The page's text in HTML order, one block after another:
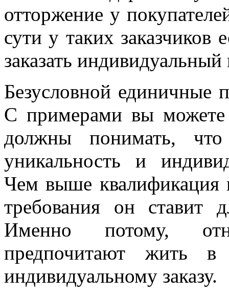
отторжение у
сути у таких заказчиков
заказать индивидуальный
Безусловной единичные
С примерами вы можете
должны понимать,
уникальность и
Чем выше квалификация
требования он ставит
Именно потому,
предпочитают жить в
индивидуальному заказу.